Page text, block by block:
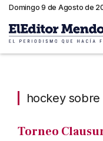
Domingo 9 de Agosto de
hockey
Torneo